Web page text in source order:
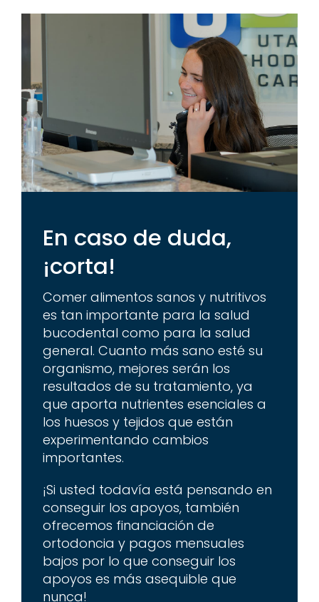
– Denise A.
En caso de duda,
¡corta!
Comer alimentos sanos y nutritivos
es tan importante para la salud
bucodental como para la salud
general. Cuanto más sano esté su
organismo, mejores serán los
resultados de su tratamiento, ya
que aporta nutrientes esenciales a
los huesos y tejidos que están
experimentando cambios
importantes.
¡Si usted todavía está pensando en
conseguir los apoyos, también
ofrecemos financiación de
ortodoncia y pagos mensuales
bajos por lo que conseguir los
apoyos es más asequible que
nunca!